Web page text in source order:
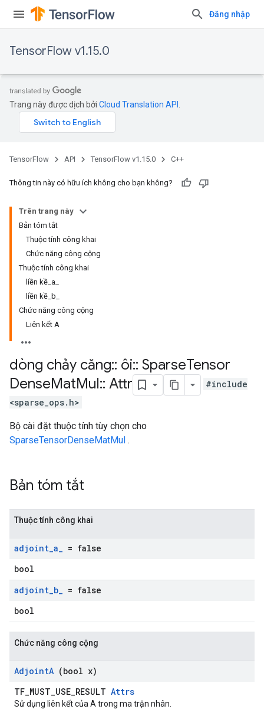
Đăng nhập
TensorFlow v1.15.0
Trang này được dịch bởi Cloud Translation API
TensorFlow API TensorFlow v1.15.0 C++
Thông tin này có hữu ích không cho bạn không?
Trên trang này
Bản tóm tắt
Thuộc tính công khai
Chức năng công cộng
Thuộc tính công khai
liền kề_a_
liền kề_b_
Chức năng công cộng
Liên kết A
dòng chảy căng:: ôi:: SparseTensor
DenseMatMul:: Attr
#include
<sparse_ops.h>
Bộ cài đặt thuộc tính tùy chọn cho
SparseTensorDenseMatMul .
Bản tóm tắt
Thuộc tính công khai
adjoint_a_ = false
bool
adjoint_b_ = false
bool
Chức năng công cộng
AdjointA (bool x)
TF_MUST_USE_RESULT Attrs
Sử dụng liên kết của A trong ma trận nhân.